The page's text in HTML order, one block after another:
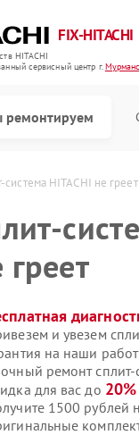
FIX-HITACHI
HITACHI
cервисный центр г.
система HITACHI не греет
греет
и увезем
на наши
ремонт сплит-
для вас до 20%
1500 рублей